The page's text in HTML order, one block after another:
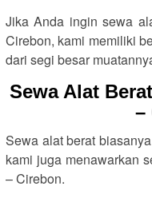
Jika Anda ingin sewa
Cirebon, kami memiliki
dari segi besar
Sewa Alat
–
Sewa alat berat
kami juga menawarkan
– Cirebon.